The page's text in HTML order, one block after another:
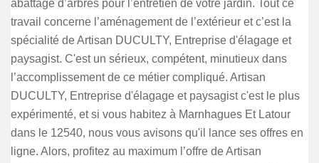
abattage d’arbres pour l’entretien de votre jardin. Tout ce
travail concerne l’aménagement de l’extérieur et c’est la
spécialité de Artisan DUCULTY, Entreprise d'élagage et
paysagist. C'est un sérieux, compétent, minutieux dans
l’accomplissement de ce métier compliqué. Artisan
DUCULTY, Entreprise d'élagage et paysagist c'est le plus
expérimenté, et si vous habitez à Marnhagues Et Latour
dans le 12540, nous vous avisons qu'il lance ses offres en
ligne. Alors, profitez au maximum l’offre de Artisan